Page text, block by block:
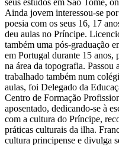
seus estudos em São Tomé,
Ainda jovem interessou-se
poesia com os seus 16, 17
deu aulas no Príncipe.
também uma pós-graduação
em Portugal durante 15
na área da topografia.
trabalhado também num
aulas, foi Delegado da
Centro de Formação
aposentado, dedicando-se à
com a cultura do Príncipe,
práticas culturais da ilha.
cultura principense e divulga